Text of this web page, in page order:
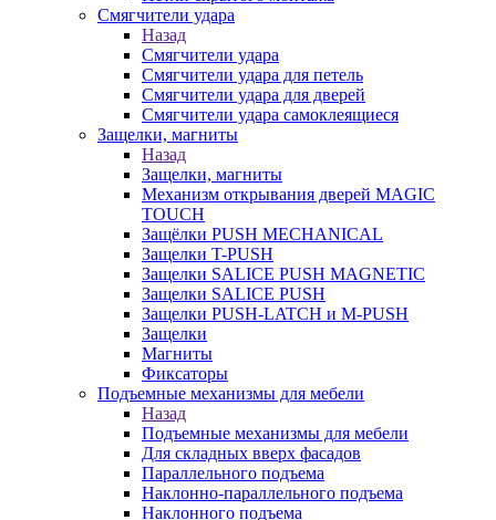
Смягчители удара
Назад
Смягчители удара
Смягчители удара для петель
Смягчители удара для дверей
Cмягчители удара самоклеящиеся
Защелки, магниты
Назад
Защелки, магниты
Механизм открывания дверей MAGIC
TOUCH
Защёлки PUSH MECHANICAL
Защелки T-PUSH
Защелки SALICE PUSH MAGNETIC
Защелки SALICE PUSH
Защелки PUSH-LATCH и M-PUSH
Защелки
Магниты
Фиксаторы
Подъемные механизмы для мебели
Назад
Подъемные механизмы для мебели
Для складных вверх фасадов
Параллельного подъема
Наклонно-параллельного подъема
Наклонного подъема